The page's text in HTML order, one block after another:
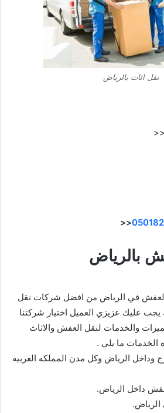
نقل اثاث بالرياض
<<
<<
بالرياض
العفش في الرياض من افضل شركات نقل
عليك عزيزي العميل اختيار شركتنا
والخدمات لنقل العفش والاثاث
ما يلي .
وداخل الرياض وكل مدن المملكه العربيه
داخل الرياض.